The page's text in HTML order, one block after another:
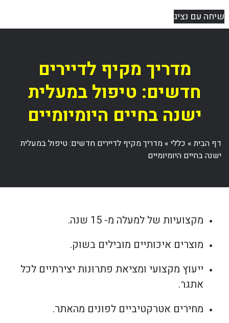
שיחה עם נציג
מדריך מקיף לדיירים
חדשים: טיפול במעלית
ישנה בחיים היומיומיים
דף הבית» כללי» מדריך מקיף לדיירים חדשים: טיפול במעלית
ישנה בחיים היומיומיים
מקצועיות של למעלה מ- 15 שנה.
מוצרים איכותיים מובילים בשוק.
ייעוץ מקצועי ומציאת פתרונות יצירתיים לכל
אתגר.
מחירים אטרקטיביים לפונים מהאתר.